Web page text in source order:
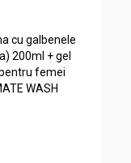
cu galbenele
200ml + gel
femei
WASH